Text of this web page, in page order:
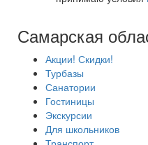
Самарская
Акции! Скидки!
Турбазы
Санатории
Гостиницы
Экскурсии
Для школьников